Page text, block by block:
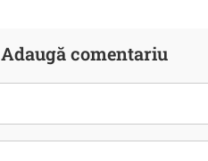
Adaugă comentariu